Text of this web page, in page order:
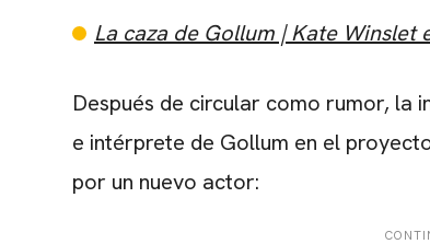
La caza de Gollum | Kate
Después de circular como rumor, la
e intérprete de Gollum en el
por un nuevo actor: